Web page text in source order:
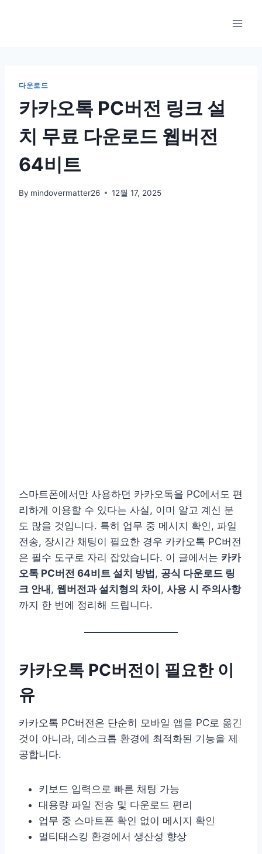
다운로드
카카오톡 PC버전 링크 설
치 무료 다운로드 웹버전
64비트
By mindovermatter26 12월 17, 2025
스마트폰에서만 사용하던 카카오톡을 PC에서도 편
리하게 이용할 수 있다는 사실, 이미 알고 계신 분
도 많을 것입니다. 특히 업무 중 메시지 확인, 파일
전송, 장시간 채팅이 필요한 경우 카카오톡 PC버전
은 필수 도구로 자리 잡았습니다. 이 글에서는 카카
오톡 PC버전 64비트 설치 방법 , 공식 다운로드 링
크 안내, 웹버전과 설치형의 차이 , 사용 시 주의사항
까지 한 번에 정리해 드립니다.
카카오톡 PC버전이 필요한 이
유
카카오톡 PC버전은 단순히 모바일 앱을 PC로 옮긴
것이 아니라, 데스크톱 환경에 최적화된 기능을 제
공합니다.
키보드 입력으로 빠른 채팅 가능
대용량 파일 전송 및 다운로드 편리
업무 중 스마트폰 확인 없이 메시지 확인
멀티태스킹 환경에서 생산성 향상